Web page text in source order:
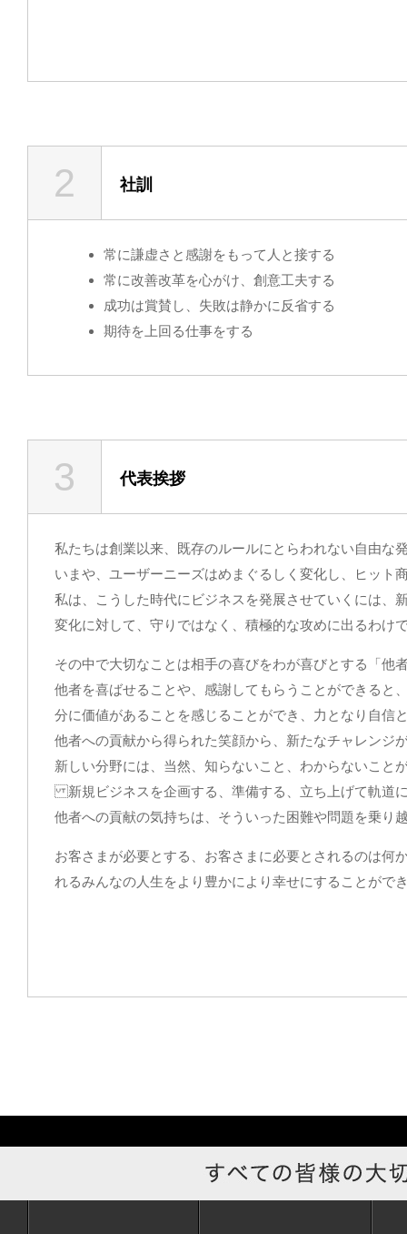
2 社訓
常に謙虚さと感謝をもって人と接する
常に改善改革を心がけ、創意工夫する
成功は賞賛し、失敗は静かに反省する
期待を上回る仕事をする
3 代表挨拶
私たちは創業以来、既存のルールにとらわれない自由な
いまや、ユーザーニーズはめまぐるしく変化し、ヒット
私は、こうした時代にビジネスを発展させていくには、
変化に対して、守りではなく、積極的な攻めに出るわけ
その中で大切なことは相手の喜びをわが喜びとする「他
他者を喜ばせることや、感謝してもらうことができると
分に価値があることを感じることができ、力となり自信
他者への貢献から得られた笑顔から、新たなチャレンジ
新しい分野には、当然、知らないこと、わからないこと
新規ビジネスを企画する、準備する、立ち上げて軌道
他者への貢献の気持ちは、そういった困難や問題を乗り
お客さまが必要とする、お客さまに必要とされるのは何
れるみんなの人生をより豊かにより幸せにすることがで